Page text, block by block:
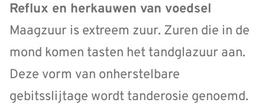
Reflux en herkauwen van voedsel
Maagzuur is extreem zuur. Zuren die in de
mond komen tasten het tandglazuur aan.
Deze vorm van onherstelbare
gebitsslijtage wordt tanderosie genoemd.